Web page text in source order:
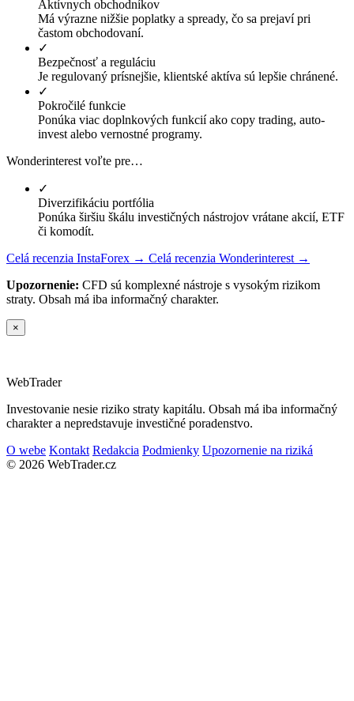
Aktívnych obchodníkov
Má výrazne nižšie poplatky a spready, čo sa prejaví pri
častom obchodovaní.
✓
Bezpečnosť a reguláciu
Je regulovaný prísnejšie, klientské aktíva sú lepšie chránené.
✓
Pokročilé funkcie
Ponúka viac doplnkových funkcií ako copy trading, auto-
invest alebo vernostné programy.
Wonderinterest voľte pre…
✓
Diverzifikáciu portfólia
Ponúka širšiu škálu investičných nástrojov vrátane akcií, ETF
či komodít.
Celá recenzia InstaForex → Celá recenzia Wonderinterest →
Upozornenie: CFD sú komplexné nástroje s vysokým rizikom
straty. Obsah má iba informačný charakter.
×
WebTrader
Investovanie nesie riziko straty kapitálu. Obsah má iba informačný
charakter a nepredstavuje investičné poradenstvo.
O webe Kontakt Redakcia Podmienky Upozornenie na riziká
© 2026 WebTrader.cz